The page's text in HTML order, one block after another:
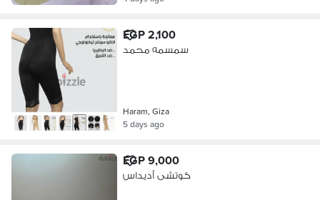
EGP 2,100
سمسمه محمد
Haram, Giza
5 days ago
EGP 9,000
كوتشى أديداس